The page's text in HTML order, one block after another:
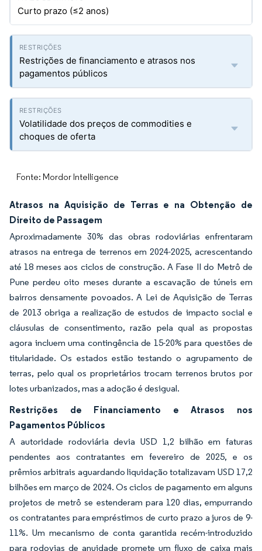
Curto prazo (≤2 anos)
Restrições de financiamento e atrasos nos
pagamentos públicos
Volatilidade dos preços de commodities e
choques de oferta
Fonte: Mordor Intelligence
Atrasos na Aquisição de Terras e na Obtenção de
Direito de Passagem
Aproximadamente 30% das obras rodoviárias enfrentaram
atrasos na entrega de terrenos em 2024-2025, acrescentando
até 18 meses aos ciclos de construção. A Fase II do Metrô de
Pune perdeu oito meses durante a escavação de túneis em
bairros densamente povoados. A Lei de Aquisição de Terras
de 2013 obriga a realização de estudos de impacto social e
cláusulas de consentimento, razão pela qual as propostas
agora incluem uma contingência de 15-20% para questões de
titularidade. Os estados estão testando o agrupamento de
terras, pelo qual os proprietários trocam terrenos brutos por
lotes urbanizados, mas a adoção é desigual.
Restrições de Financiamento e Atrasos nos
Pagamentos Públicos
A autoridade rodoviária devia USD 1,2 bilhão em faturas
pendentes aos contratantes em fevereiro de 2025, e os
prêmios arbitrais aguardando liquidação totalizavam USD 17,2
bilhões em março de 2024. Os ciclos de pagamento em alguns
projetos de metrô se estenderam para 120 dias, empurrando
os contratantes para empréstimos de curto prazo a juros de 9-
11%. Um mecanismo de conta garantida recém-introduzido
para rodovias de anuidade promete um fluxo de caixa mais